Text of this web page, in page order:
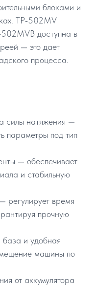
блоками и
TP‑502MV
доступна в
— это дает
процесса.
силы натяжения —
параметры под тип
— обеспечивает
и стабильную
регулирует время
прочную
и удобная
машины по
от аккумулятора